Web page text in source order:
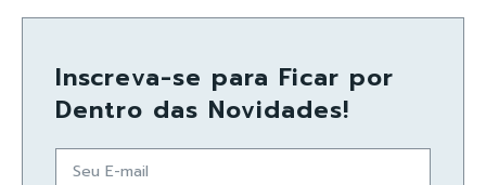
Inscreva-se para Ficar por
Dentro das Novidades!